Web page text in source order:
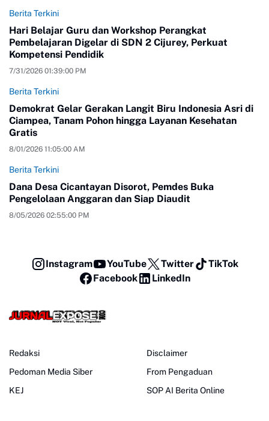
Berita Terkini
Hari Belajar Guru dan Workshop Perangkat
Pembelajaran Digelar di SDN 2 Cijurey, Perkuat
Kompetensi Pendidik
7/31/2026 01:39:00 PM
Berita Terkini
Demokrat Gelar Gerakan Langit Biru Indonesia Asri di
Ciampea, Tanam Pohon hingga Layanan Kesehatan
Gratis
8/01/2026 11:05:00 AM
Berita Terkini
Dana Desa Cicantayan Disorot, Pemdes Buka
Pengelolaan Anggaran dan Siap Diaudit
8/05/2026 02:55:00 PM
Instagram YouTube Twitter
TikTok
Facebook
LinkedIn
Redaksi
Pedoman Media Siber
KEJ
Disclaimer
From Pengaduan
SOP AI Berita Online